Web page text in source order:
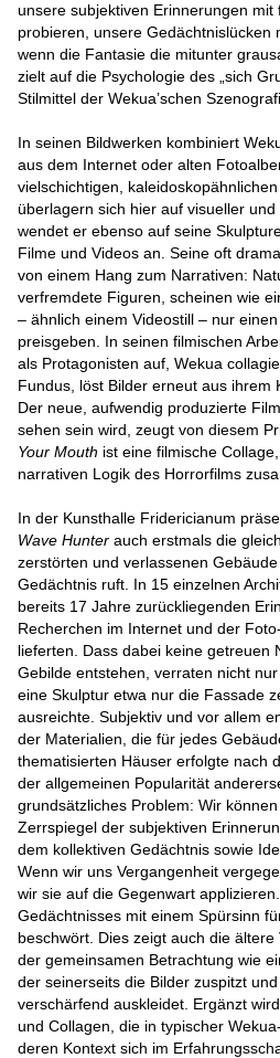
unsere subjektiven Erinnerungen
probieren, unsere
wenn die Fantasie die mitunter
zielt auf die Psychologie des „sich
Stilmittel der Wekua’schen
In seinen Bildwerken kombiniert
aus dem Internet oder alten
vielschichtigen,
überlagern sich hier auf visueller
wendet er ebenso auf seine
Filme und Videos an. Seine oft
von einem Hang zum Narrativen:
verfremdete Figuren, scheinen wie
– ähnlich einem Videostill – nur
preisgeben. In seinen filmischen
als Protagonisten auf, Wekua
Fundus, löst Bilder erneut aus ihrem
Der neue, aufwendig produzierte
sehen sein wird, zeugt von diesem
Your Mouth ist eine filmische
narrativen Logik des Horrorfilms
In der Kunsthalle Fridericianum
Wave Hunter auch erstmals die
zerstörten und verlassenen
Gedächtnis ruft. In 15 einzelnen
bereits 17 Jahre zurückliegenden
Recherchen im Internet und der
lieferten. Dass dabei keine getreuen
Gebilde entstehen, verraten nicht
eine Skulptur etwa nur die Fassade
ausreichte. Subjektiv und vor allem
der Materialien, die für jedes
thematisierten Häuser erfolgte nach
der allgemeinen Popularität
grundsätzliches Problem: Wir
Zerrspiegel der subjektiven
dem kollektiven Gedächtnis sowie
Wenn wir uns Vergangenheit
wir sie auf die Gegenwart
Gedächtnisses mit einem Spürsinn
beschwört. Dies zeigt auch die
der gemeinsamen Betrachtung wie
der seinerseits die Bilder zuspitzt
verschärfend auskleidet. Ergänzt
und Collagen, die in typischer
deren Kontext sich im